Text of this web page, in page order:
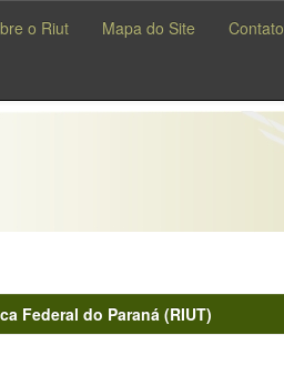
o Riut Mapa do Site Contato
Federal do Paraná (RIUT)